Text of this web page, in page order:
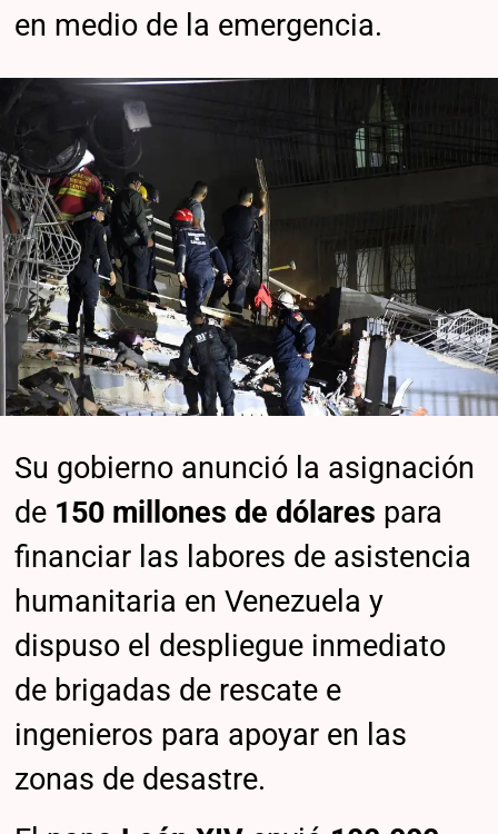
en medio de la emergencia.
Su gobierno anunció la asignación
de 150 millones de dólares para
financiar las labores de asistencia
humanitaria en Venezuela y
dispuso el despliegue inmediato
de brigadas de rescate e
ingenieros para apoyar en las
zonas de desastre.